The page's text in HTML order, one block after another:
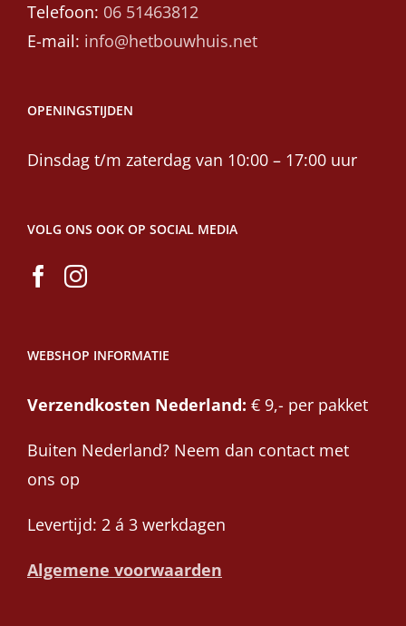
Telefoon: 06 51463812
E-mail: info@hetbouwhuis.net
OPENINGSTIJDEN
Dinsdag t/m zaterdag van 10:00 – 17:00 uur
VOLG ONS OOK OP SOCIAL MEDIA
WEBSHOP INFORMATIE
Verzendkosten Nederland: € 9,- per pakket
Buiten Nederland? Neem dan contact met
ons op
Levertijd: 2 á 3 werkdagen
Algemene voorwaarden